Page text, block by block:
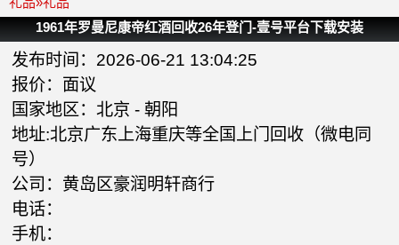
1961年罗曼尼康帝红酒回收26年登门-壹号平台下载安装
发布时间：2026-06-21 13:04:25
报价：面议
国家地区： 北京 - 朝阳
地址:北京广东上海重庆等全国上门回收（微电同
号）
公司： 黄岛区豪润明轩商行
电话：
手机：